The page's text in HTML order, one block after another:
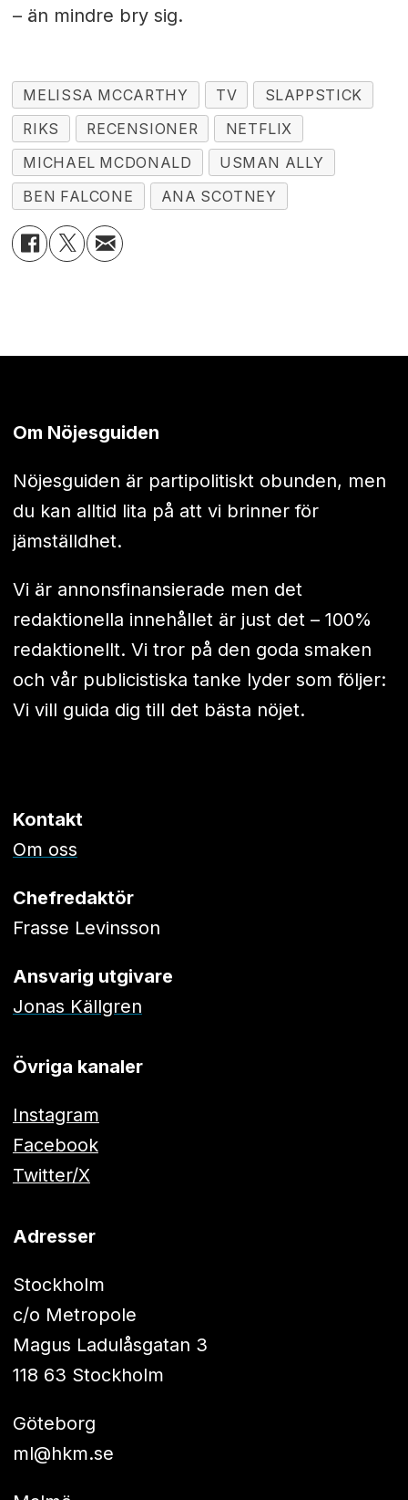
– än mindre bry sig.
MELISSA MCCARTHY TV
SLAPPSTICK
RIKS
RECENSIONER
NETFLIX
MICHAEL MCDONALD
USMAN ALLY
BEN FALCONE
ANA SCOTNEY
Om Nöjesguiden
Nöjesguiden är partipolitiskt obunden, men
du kan alltid lita på att vi brinner för
jämställdhet.
Vi är annonsfinansierade men det
redaktionella innehållet är just det – 100%
redaktionellt. Vi tror på den goda smaken
och vår publicistiska tanke lyder som följer:
Vi vill guida dig till det bästa nöjet.
Kontakt
Om oss
Chefredaktör
Frasse Levinsson
Ansvarig utgivare
Jonas Källgren
Övriga kanaler
Instagram
Facebook
Twitter/X
Adresser
Stockholm
c/o Metropole
Magus Ladulåsgatan 3
118 63 Stockholm
Göteborg
ml@hkm.se